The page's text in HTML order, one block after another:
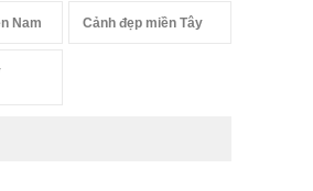
Nam Cảnh đẹp miền Tây